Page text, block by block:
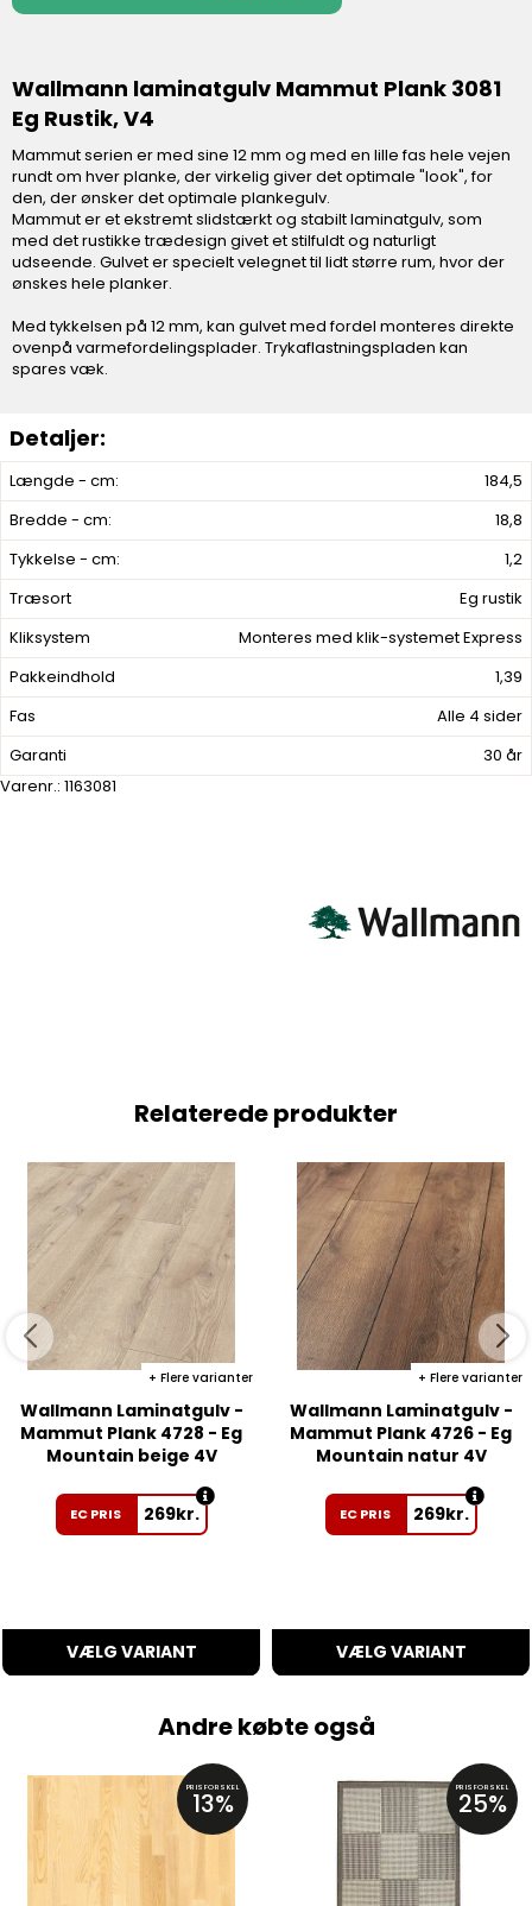
Længde - cm:
184,5
Bredde - cm:
18,8
Tykkelse - cm:
1,2
Træsort
Eg rustik
Kliksystem
Monteres med klik-systemet Express
Pakkeindhold
1,39
Fas
Alle 4 sider
Garanti
30 år
Varenr.: 1163081
Wallmann laminatgulv Mammut Plank 3081
Eg Rustik, V4
Mammut serien er med sine 12 mm og med en lille fas hele vejen
rundt om hver planke, der virkelig giver det optimale "look", for
den, der ønsker det optimale plankegulv.
Mammut er et ekstremt slidstærkt og stabilt laminatgulv, som
med det rustikke trædesign givet et stilfuldt og naturligt
udseende. Gulvet er specielt velegnet til lidt større rum, hvor der
ønskes hele planker.
Med tykkelsen på 12 mm, kan gulvet med fordel monteres direkte
ovenpå varmefordelingsplader. Trykaflastningspladen kan
spares væk.
Relaterede produkter
Flere varianter
Wallmann Laminatgulv -
Mammut Plank 4728 - Eg
Mountain beige 4V
EC PRIS 269kr.
VÆLG VARIANT
Flere varianter
Wallmann Laminatgulv -
Mammut Plank 4726 - Eg
Mountain natur 4V
EC PRIS 269kr.
VÆLG VARIANT
Andre købte også
PRISFORSKEL
13% PRISFORSKEL
25%